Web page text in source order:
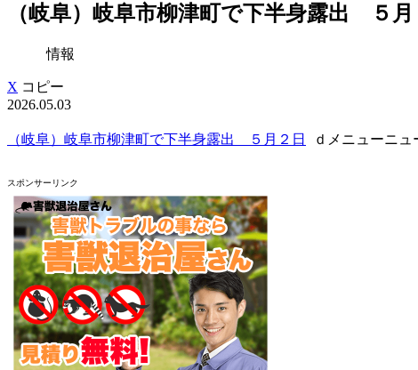
（岐阜）岐阜市柳津町で下半身露出 ５
情報
X コピー
2026.05.03
（岐阜）岐阜市柳津町で下半身露出 ５月２日 ｄメニューニュ
スポンサーリンク